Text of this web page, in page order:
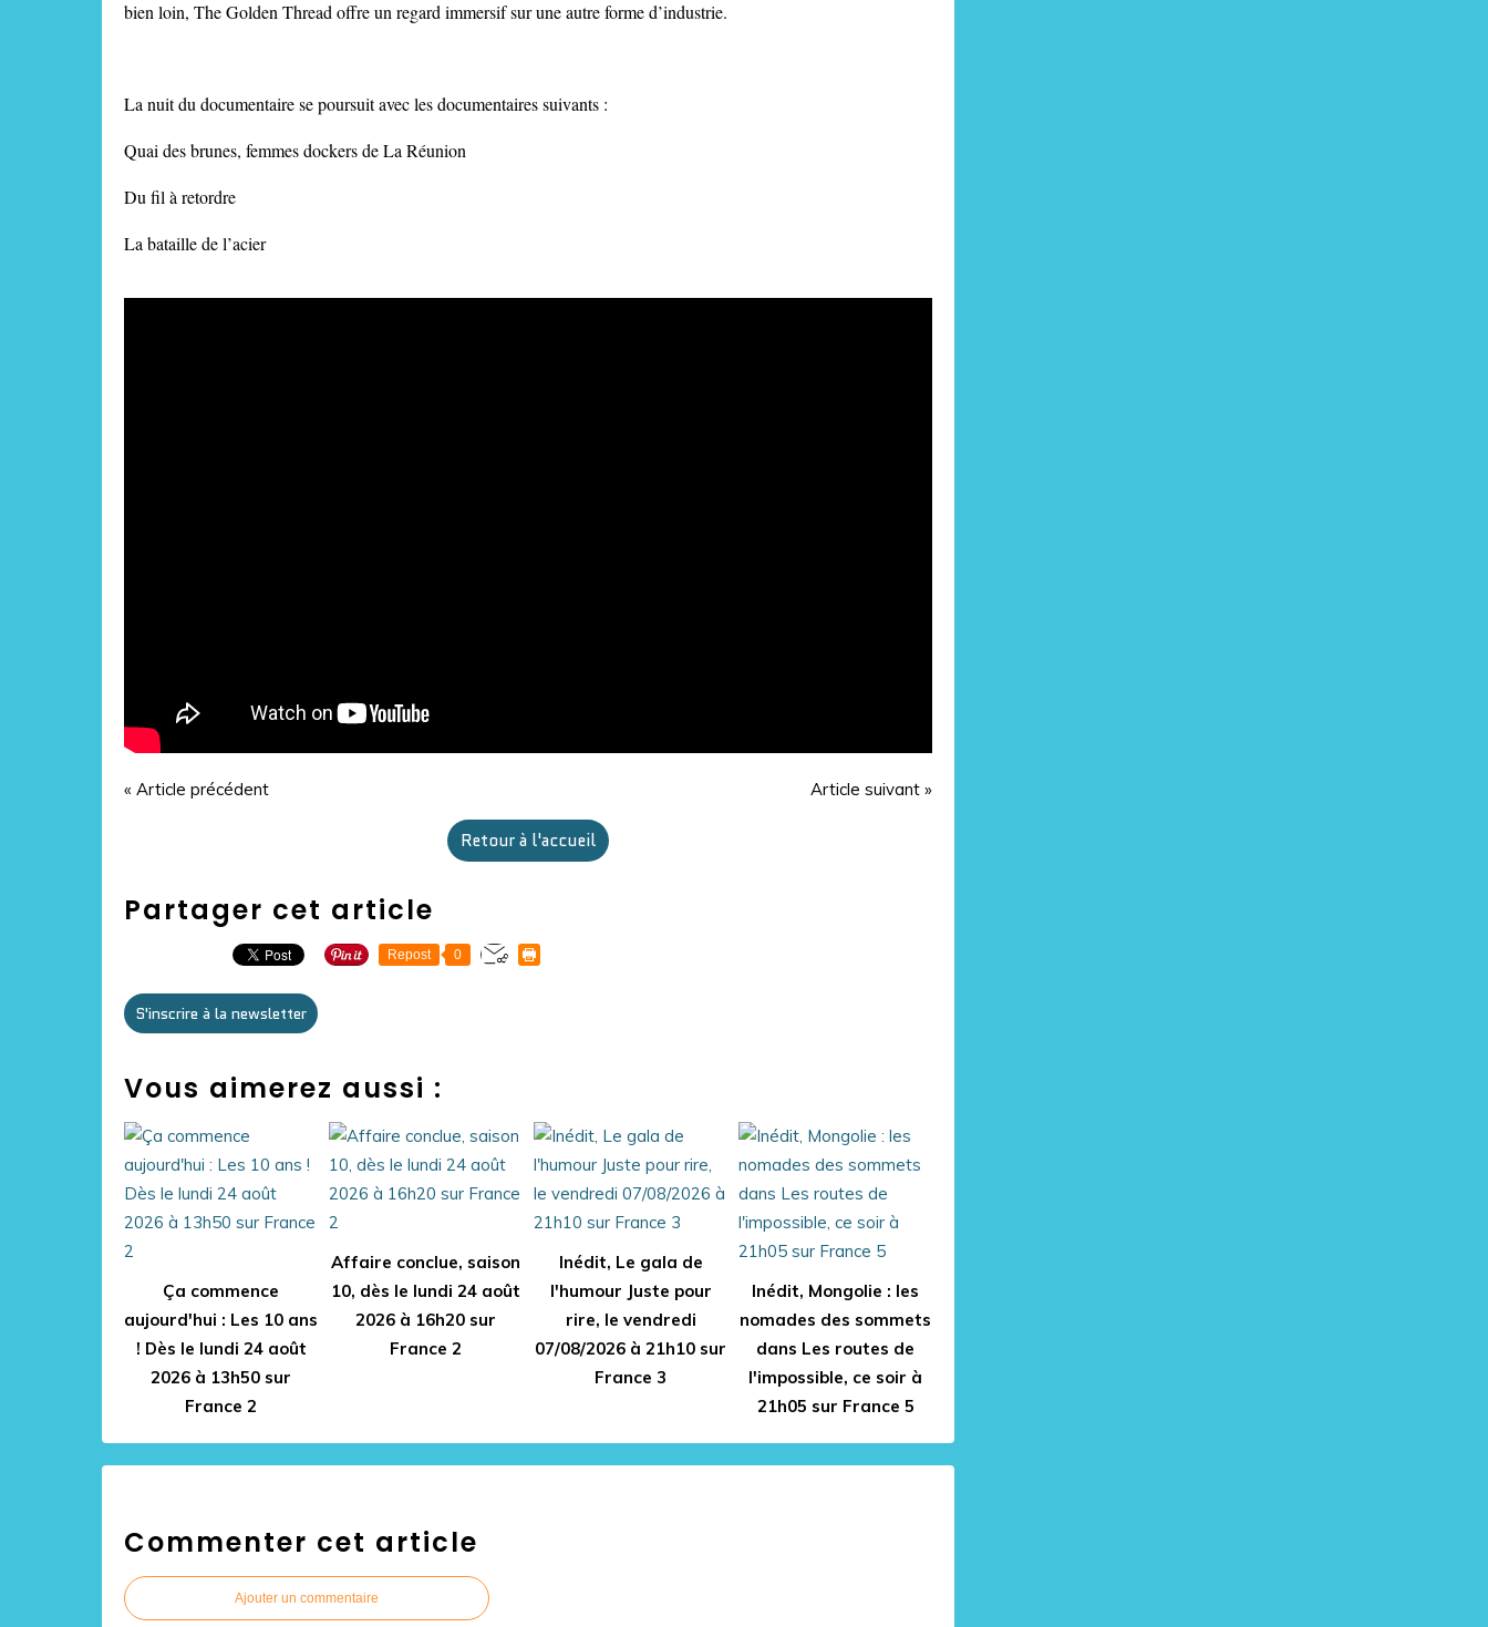
bien loin, The Golden Thread offre un regard immersif sur une autre forme d’industrie.
La nuit du documentaire se poursuit avec les documentaires suivants :
Quai des brunes, femmes dockers de La Réunion
Du fil à retordre
La bataille de l’acier
« Article précédent Article suivant »
Retour à l'accueil
Partager cet article
Repost 0
S'inscrire à la newsletter
Vous aimerez aussi :
Ça commence
aujourd'hui : Les 10 ans
! Dès le lundi 24 août
2026 à 13h50 sur
France 2
Affaire conclue, saison
10, dès le lundi 24 août
2026 à 16h20 sur
France 2
Inédit, Le gala de
l'humour Juste pour
rire, le vendredi
07/08/2026 à 21h10 sur
France 3
Inédit, Mongolie : les
nomades des sommets
dans Les routes de
l'impossible, ce soir à
21h05 sur France 5
Commenter cet article
Ajouter un commentaire